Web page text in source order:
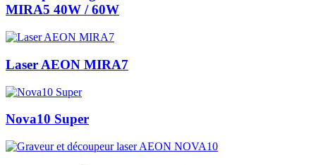
MIRA5 40W / 60W
Laser AEON MIRA7
Nova10 Super